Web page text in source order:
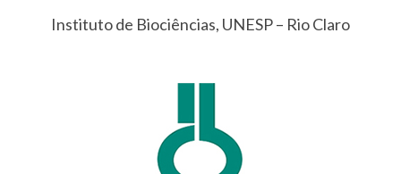
Instituto de Biociências, UNESP – Rio Claro